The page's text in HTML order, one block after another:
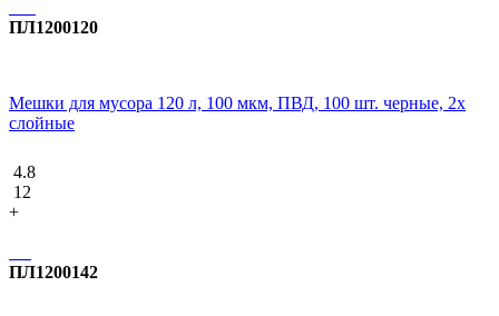
ПЛ1200120
Мешки для мусора 120 л, 100 мкм, ПВД, 100 шт. черные, 2х
слойные
4.8
12
+
ПЛ1200142